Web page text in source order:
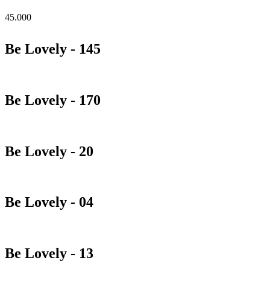
45.000
Be Lovely - 145
Be Lovely - 170
Be Lovely - 20
Be Lovely - 04
Be Lovely - 13